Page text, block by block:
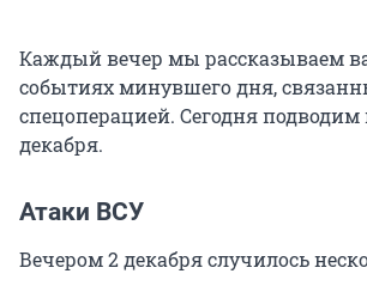
Каждый вечер мы рассказываем
событиях минувшего дня,
спецоперацией. Сегодня подводим
декабря.
Атаки ВСУ
Вечером 2 декабря случилось